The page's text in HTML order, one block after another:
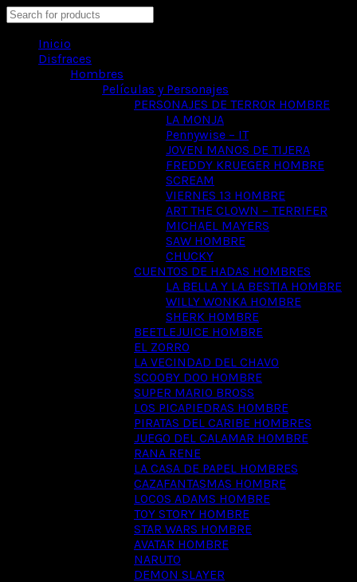
Inicio
Disfraces
Hombres
Películas y Personajes
PERSONAJES DE TERROR HOMBRE
LA MONJA
Pennywise – IT
JOVEN MANOS DE TIJERA
FREDDY KRUEGER HOMBRE
SCREAM
VIERNES 13 HOMBRE
ART THE CLOWN – TERRIFER
MICHAEL MAYERS
SAW HOMBRE
CHUCKY
CUENTOS DE HADAS HOMBRES
LA BELLA Y LA BESTIA HOMBRE
WILLY WONKA HOMBRE
SHERK HOMBRE
BEETLEJUICE HOMBRE
EL ZORRO
LA VECINDAD DEL CHAVO
SCOOBY DOO HOMBRE
SUPER MARIO BROSS
LOS PICAPIEDRAS HOMBRE
PIRATAS DEL CARIBE HOMBRES
JUEGO DEL CALAMAR HOMBRE
RANA RENE
LA CASA DE PAPEL HOMBRES
CAZAFANTASMAS HOMBRE
LOCOS ADAMS HOMBRE
TOY STORY HOMBRE
STAR WARS HOMBRE
AVATAR HOMBRE
NARUTO
DEMON SLAYER